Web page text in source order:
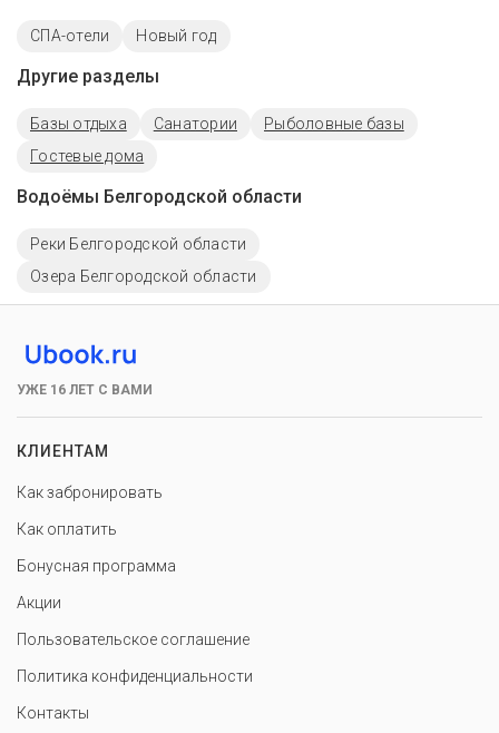
СПА-отели Новый год
Другие разделы
Базы отдыха Санатории
Рыболовные базы
Гостевые дома
Водоёмы Белгородской области
Реки Белгородской области
Озера Белгородской области
УЖЕ 16 ЛЕТ С ВАМИ
КЛИЕНТАМ
Как забронировать
Как оплатить
Бонусная программа
Акции
Пользовательское соглашение
Политика конфиденциальности
Контакты